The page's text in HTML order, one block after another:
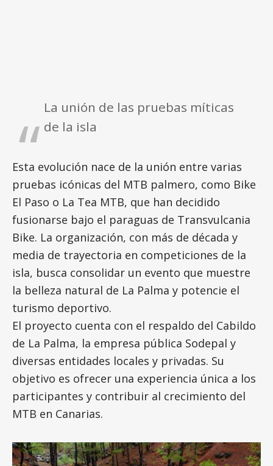
La unión de las pruebas míticas
de la isla
Esta evolución nace de la unión entre varias
pruebas icónicas del MTB palmero, como Bike
El Paso o La Tea MTB, que han decidido
fusionarse bajo el paraguas de Transvulcania
Bike. La organización, con más de década y
media de trayectoria en competiciones de la
isla, busca consolidar un evento que muestre
la belleza natural de La Palma y potencie el
turismo deportivo.
El proyecto cuenta con el respaldo del Cabildo
de La Palma, la empresa pública Sodepal y
diversas entidades locales y privadas. Su
objetivo es ofrecer una experiencia única a los
participantes y contribuir al crecimiento del
MTB en Canarias.